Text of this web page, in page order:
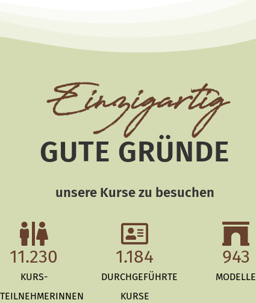
Einzigartig
GUTE GRÜNDE
unsere Kurse zu besuchen
11.230
KURS-
TEILNEHMERINNEN
1.184
DURCHGEFÜHRTE
KURSE
943
MODELLE